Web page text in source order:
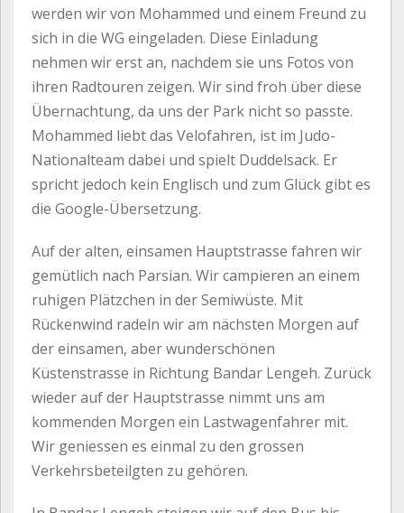
werden wir von Mohammed und einem Freund zu
sich in die WG eingeladen. Diese Einladung
nehmen wir erst an, nachdem sie uns Fotos von
ihren Radtouren zeigen. Wir sind froh über diese
Übernachtung, da uns der Park nicht so passte.
Mohammed liebt das Velofahren, ist im Judo-
Nationalteam dabei und spielt Duddelsack. Er
spricht jedoch kein Englisch und zum Glück gibt es
die Google-Übersetzung.
Auf der alten, einsamen Hauptstrasse fahren wir
gemütlich nach Parsian. Wir campieren an einem
ruhigen Plätzchen in der Semiwüste. Mit
Rückenwind radeln wir am nächsten Morgen auf
der einsamen, aber wunderschönen
Küstenstrasse in Richtung Bandar Lengeh. Zurück
wieder auf der Hauptstrasse nimmt uns am
kommenden Morgen ein Lastwagenfahrer mit.
Wir geniessen es einmal zu den grossen
Verkehrsbeteilgten zu gehören.